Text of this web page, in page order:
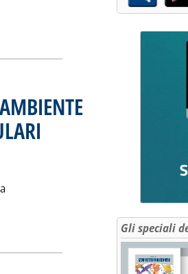
la notizia: 'LA CIRCOLARE
la notizia: 'RIFIUTI: CIRCOLARE
Gli speciali